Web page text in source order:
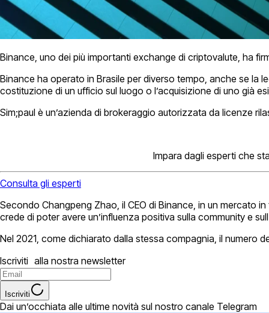
Binance, uno dei più importanti exchange di criptovalute, ha
Binance ha operato in Brasile per diverso tempo, anche se la
costituzione di un ufficio sul luogo o l’acquisizione di uno già
Sim;paul è un’azienda di brokeraggio autorizzata da licenze
Impara dagli esperti che
Consulta gli esperti
Secondo Changpeng Zhao, il CEO di Binance, in un mercato
crede di poter avere un’influenza positiva sulla community e
Nel 2021, come dichiarato dalla stessa compagnia, il numero
Iscriviti alla nostra newsletter
Iscriviti
Dai un’occhiata alle ultime novità sul nostro canale Telegram